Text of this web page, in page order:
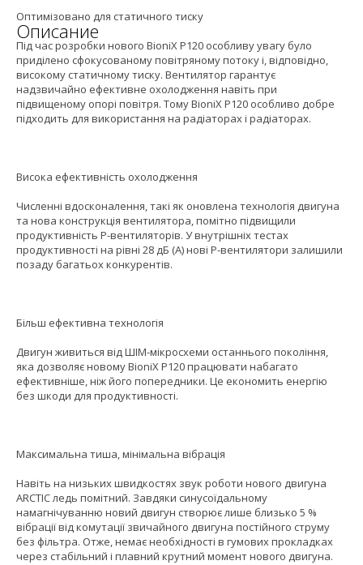
Описание
Оптимізовано для статичного тиску
Під час розробки нового BioniX P120 особливу увагу було
приділено сфокусованому повітряному потоку і, відповідно,
високому статичному тиску. Вентилятор гарантує
надзвичайно ефективне охолодження навіть при
підвищеному опорі повітря. Тому BioniX P120 особливо добре
підходить для використання на радіаторах і радіаторах.
Висока ефективність охолодження
Численні вдосконалення, такі як оновлена технологія двигуна
та нова конструкція вентилятора, помітно підвищили
продуктивність P-вентиляторів. У внутрішніх тестах
продуктивності на рівні 28 дБ (А) нові P-вентилятори залишили
позаду багатьох конкурентів.
Більш ефективна технологія
Двигун живиться від ШІМ-мікросхеми останнього покоління,
яка дозволяє новому BioniX P120 працювати набагато
ефективніше, ніж його попередники. Це економить енергію
без шкоди для продуктивності.
Максимальна тиша, мінімальна вібрація
Навіть на низьких швидкостях звук роботи нового двигуна
ARCTIC ледь помітний. Завдяки синусоїдальному
намагнічуванню новий двигун створює лише близько 5 %
вібрації від комутації звичайного двигуна постійного струму
без фільтра. Отже, немає необхідності в гумових прокладках
через стабільний і плавний крутний момент нового двигуна.